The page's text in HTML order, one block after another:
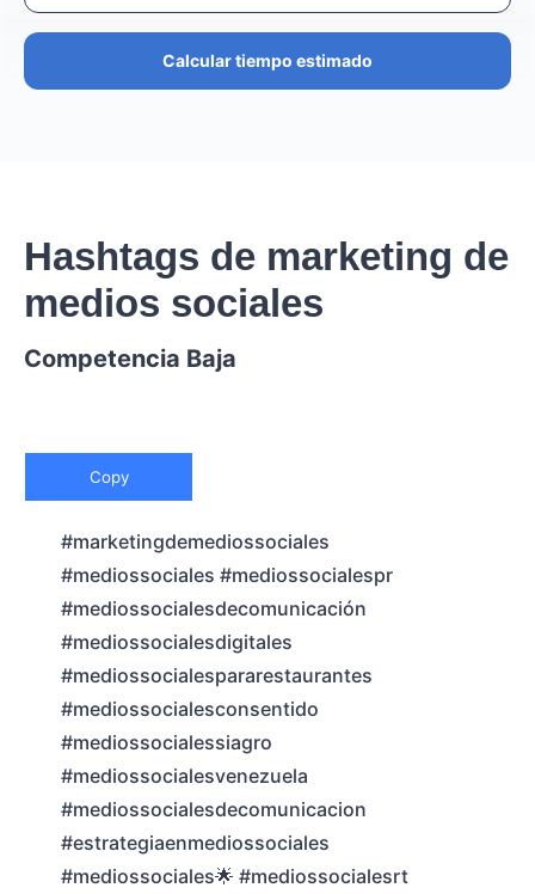
Calcular tiempo estimado
Hashtags de marketing de
medios sociales
Competencia Baja
Copy
#marketingdemediossociales
#mediossociales #mediossocialespr
#mediossocialesdecomunicación
#mediossocialesdigitales
#mediossocialespararestaurantes
#mediossocialesconsentido
#mediossocialessiagro
#mediossocialesvenezuela
#mediossocialesdecomunicacion
#estrategiaenmediossociales
#mediossociales🌟 #mediossocialesrt